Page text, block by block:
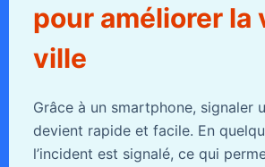
pour améliorer la
ville
Grâce à un smartphone, signaler
devient rapide et facile. En
l’incident est signalé, ce qui